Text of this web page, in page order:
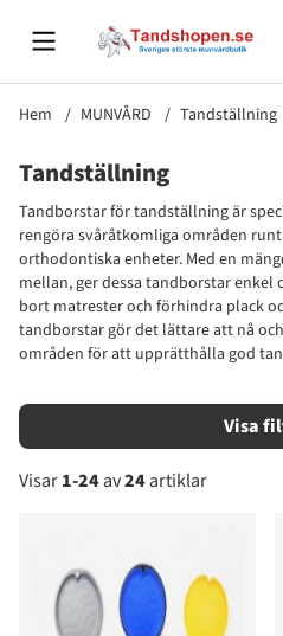
Hem MUNVÅRD Tandställning
Tandställning
Tandborstar för tandställning är
rengöra svåråtkomliga områden
orthodontiska enheter. Med en
mellan, ger dessa tandborstar
bort matrester och förhindra plack
tandborstar gör det lättare att nå
områden för att upprätthålla god
Visar1-24av24artiklar